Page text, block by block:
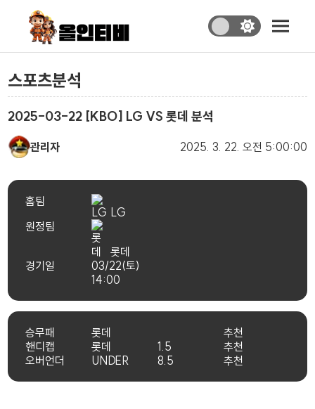
스포츠분석
2025-03-22 [KBO] LG VS 롯데 분석
관리자 2025. 3. 22. 오전 5:00:00
홈팀
LG
원정팀
롯데
경기일
03/22(토)
14:00
승무패 롯데
추천
핸디캡
롯데 1.5
추천
오버언더
UNDER 8.5 추천